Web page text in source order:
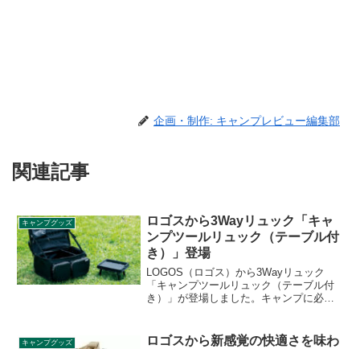
企画・制作: キャンプレビュー編集部
関連記事
キャンプグッズ
ロゴスから3Wayリュック「キャ
ンプツールリュック（テーブル付
き）」登場
LOGOS（ロゴス）から3Wayリュック
「キャンプツールリュック（テーブル付
き）」が登場しました。キャンプに必要
とコンテナとして使うことができます。
キャンプグッズ
ロゴスから新感覚の快適さを味わ